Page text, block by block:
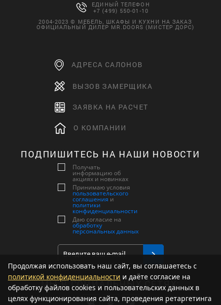
ЕДИНЫЙ ТЕЛЕФОН
+7 (499) 550-01-10
2004-2023 © МЕБЕЛЬ, ШКАФЫ И КУХНИ НА ЗАКАЗ
ОФИЦИАЛЬНЫЙ ДИЛЕР MR.DOORS (МИСТЕР ДОРС)
АДРЕСА САЛОНОВ
ВЫЗОВ ЗАМЕРЩИКА
ЗАЯВКА НА РАСЧЕТ
О КОМПАНИИ
ПОДПИШИТЕСЬ НА НАШИ НОВОСТИ
Получать
информацию об
акциях и новинках
Принимаю условия
пользовательского
соглашения и
политики
конфиденциальности
Даю согласие на
обработку
персональных данных
МЫ В СОЦИАЛЬНЫХ СЕТЯХ:
Продолжая использовать наш сайт, вы соглашаетесь с
политикой конфиденциальности и даёте согласие на
обработку файлов cookies и пользовательских данных в
целях функционирования сайта, проведения ретаргетинга